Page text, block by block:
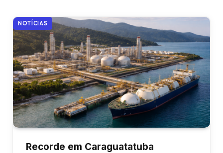
NOTÍCIAS
Recorde em Caraguatatuba